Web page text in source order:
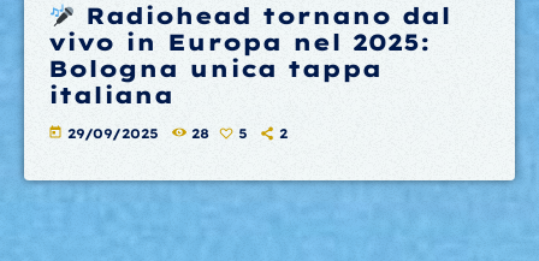
Radiohead tornano dal
vivo in Europa nel 2025:
Bologna unica tappa
italiana
today 29/09/2025 28 5 2